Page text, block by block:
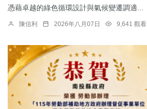
憑藉卓越的綠色循環設計與氣候變遷調適...
陳信利 2026年八月07日 9,641 觀看